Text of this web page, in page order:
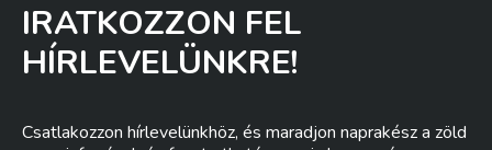
IRATKOZZON FEL
HÍRLEVELÜNKRE!
Csatlakozzon hírlevelünkhöz, és maradjon naprakész a zöld